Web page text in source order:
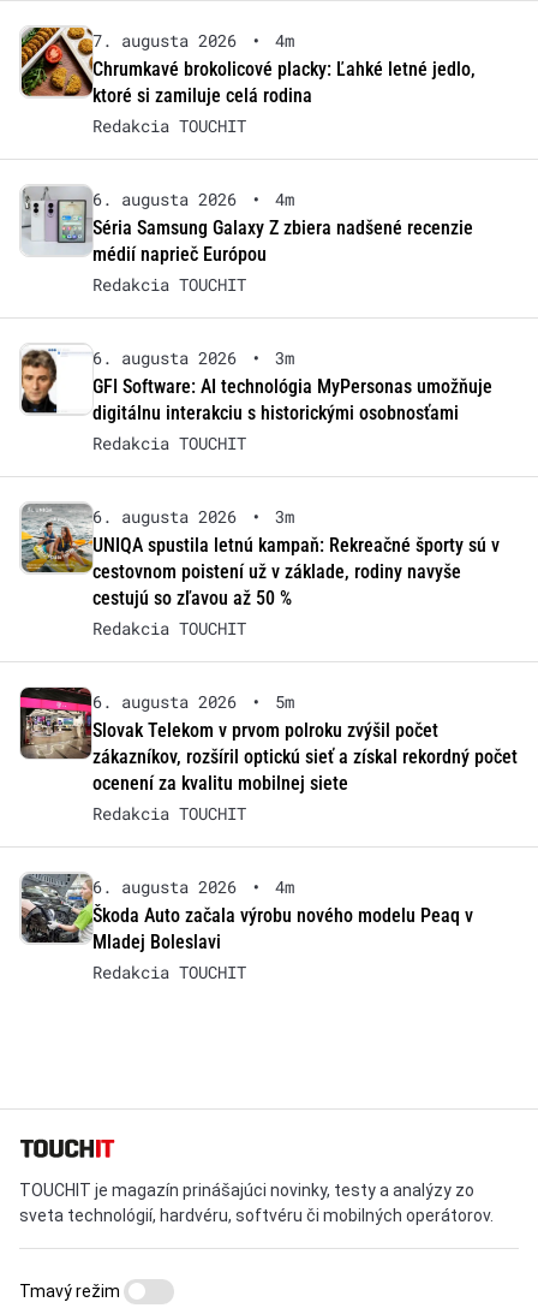
7. augusta 2026 •
4m
Chrumkavé brokolicové placky: Ľahké letné jedlo,
ktoré si zamiluje celá rodina
Redakcia TOUCHIT
6. augusta 2026 •
4m
Séria Samsung Galaxy Z zbiera nadšené recenzie
médií naprieč Európou
Redakcia TOUCHIT
6. augusta 2026 •
3m
GFI Software: AI technológia MyPersonas umožňuje
digitálnu interakciu s historickými osobnosťami
Redakcia TOUCHIT
6. augusta 2026 •
3m
UNIQA spustila letnú kampaň: Rekreačné športy sú v
cestovnom poistení už v základe, rodiny navyše
cestujú so zľavou až 50 %
Redakcia TOUCHIT
6. augusta 2026 •
5m
Slovak Telekom v prvom polroku zvýšil počet
zákazníkov, rozšíril optickú sieť a získal rekordný počet
ocenení za kvalitu mobilnej siete
Redakcia TOUCHIT
6. augusta 2026 •
4m
Škoda Auto začala výrobu nového modelu Peaq v
Mladej Boleslavi
Redakcia TOUCHIT
TOUCHIT je magazín prinášajúci novinky, testy a analýzy zo
sveta technológií, hardvéru, softvéru či mobilných operátorov.
Tmavý režim